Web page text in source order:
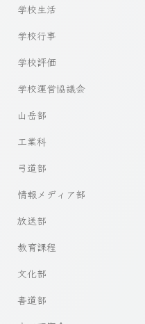
学校生活
学校行事
学校評価
学校運営協議会
山岳部
工業科
弓道部
情報メディア部
放送部
教育課程
文化部
書道部